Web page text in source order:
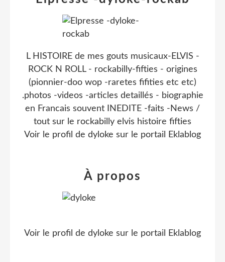
L HISTOIRE de mes gouts musicaux-ELVIS -
ROCK N ROLL - rockabilly-fifties - origines
(pionnier-doo wop -raretes fifities etc etc)
.photos -videos -articles detaillés - biographie
en Francais souvent INEDITE -faits -News /
tout sur le rockabilly elvis histoire fifties
Voir le profil de dyloke sur le portail Eklablog
À propos
Voir le profil de dyloke sur le portail Eklablog